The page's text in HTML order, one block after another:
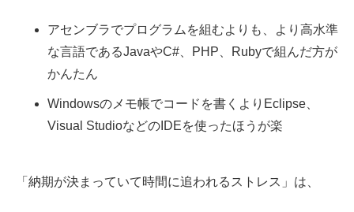
アセンブラでプログラムを組むよりも、より高水準
な言語であるJavaやC#、PHP、Rubyで組んだ方が
かんたん
Windowsのメモ帳でコードを書くよりEclipse、
Visual StudioなどのIDEを使ったほうが楽
「納期が決まっていて時間に追われるストレス」は、